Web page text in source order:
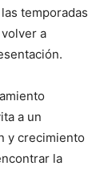
temporadas
a
a un
y crecimiento
la